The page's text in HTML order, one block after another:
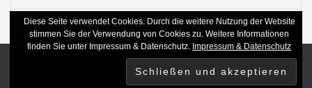
WordPress
Diese Seite verwendet Cookies. Durch die weitere Nutzung der Website
stimmen Sie der Verwendung von Cookies zu. Weitere Informationen
finden Sie unter Impressum & Datenschutz. Impressum & Datenschutz